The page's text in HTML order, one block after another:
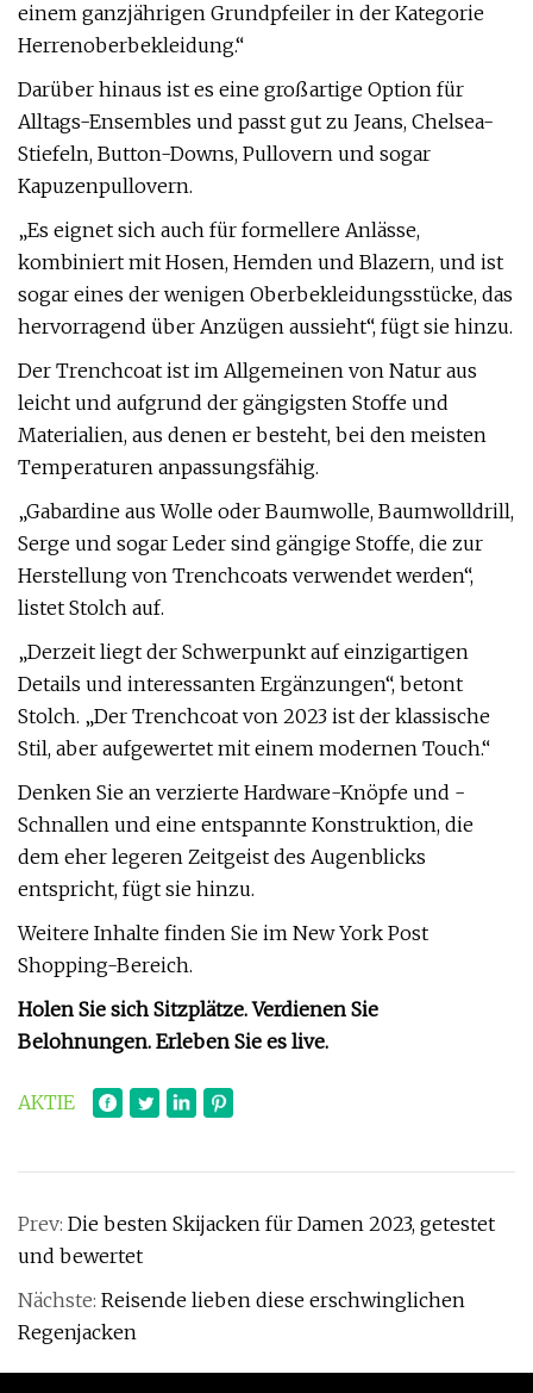
einem ganzjährigen Grundpfeiler in der Kategorie
Herrenoberbekleidung.“
Darüber hinaus ist es eine großartige Option für
Alltags-Ensembles und passt gut zu Jeans, Chelsea-
Stiefeln, Button-Downs, Pullovern und sogar
Kapuzenpullovern.
„Es eignet sich auch für formellere Anlässe,
kombiniert mit Hosen, Hemden und Blazern, und ist
sogar eines der wenigen Oberbekleidungsstücke, das
hervorragend über Anzügen aussieht“, fügt sie hinzu.
Der Trenchcoat ist im Allgemeinen von Natur aus
leicht und aufgrund der gängigsten Stoffe und
Materialien, aus denen er besteht, bei den meisten
Temperaturen anpassungsfähig.
„Gabardine aus Wolle oder Baumwolle, Baumwolldrill,
Serge und sogar Leder sind gängige Stoffe, die zur
Herstellung von Trenchcoats verwendet werden“,
listet Stolch auf.
„Derzeit liegt der Schwerpunkt auf einzigartigen
Details und interessanten Ergänzungen“, betont
Stolch. „Der Trenchcoat von 2023 ist der klassische
Stil, aber aufgewertet mit einem modernen Touch.“
Denken Sie an verzierte Hardware-Knöpfe und -
Schnallen und eine entspannte Konstruktion, die
dem eher legeren Zeitgeist des Augenblicks
entspricht, fügt sie hinzu.
Weitere Inhalte finden Sie im New York Post
Shopping-Bereich.
Holen Sie sich Sitzplätze. Verdienen Sie
Belohnungen. Erleben Sie es live.
AKTIE
Prev: Die besten Skijacken für Damen 2023, getestet
und bewertet
Nächste: Reisende lieben diese erschwinglichen
Regenjacken